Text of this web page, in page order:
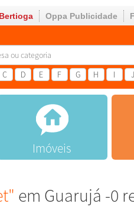
Oppa Publicidade
C D E F G H I J
Imóveis
em Guarujá -0